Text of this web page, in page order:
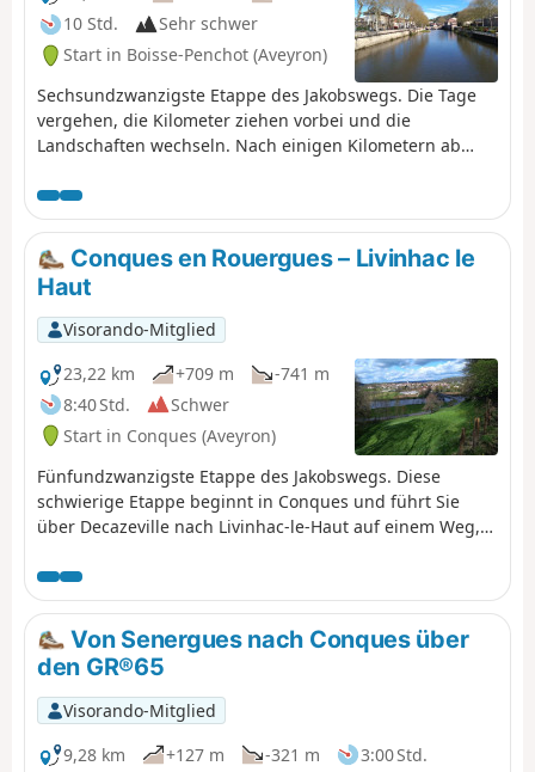
10 Std.
Sehr schwer
Start in Boisse-Penchot (Aveyron)
Sechsundzwanzigste Etappe des Jakobswegs. Die Tage
vergehen, die Kilometer ziehen vorbei und die
Landschaften wechseln. Nach einigen Kilometern ab
mit neuen und abwechslungsreichen Landschaften und
dem Eindruck, im Süden angekommen zu sein, mit
zirpenden Zikaden und den Ziegeln, die die Häuser
bedecken.
Conques en Rouergues – Livinhac le
Haut
Visorando-Mitglied
23,22 km
+709 m
-741 m
8:40 Std.
Schwer
Start in Conques (Aveyron)
Fünfundzwanzigste Etappe des Jakobswegs. Diese
schwierige Etappe beginnt in Conques und führt Sie
über Decazeville nach Livinhac-le-Haut auf einem Weg,
langen Anstieg zu Beginn entdecken Sie anschließend
malerische und abwechslungsreiche Landschaften sowie
eine vielfältige Architektur.
Von Senergues nach Conques über
den GR®65
Visorando-Mitglied
9,28 km
+127 m -321 m
3:00 Std.